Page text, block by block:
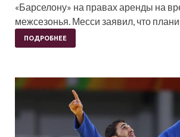
«Барселону» на правах аренды на
межсезонья. Месси заявил, что
ПОДРОБНЕЕ